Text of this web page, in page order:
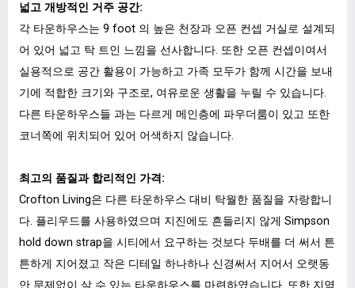
넓고 개방적인 거주 공간:
각 타운하우스는 9 foot 의 높은 천장과 오픈 컨셉 거실로 설계되
어 있어 넓고 탁 트인 느낌을 선사합니다. 또한 오픈 컨셉이여서
실용적으로 공간 활용이 가능하고 가족 모두가 함께 시간을 보내
기에 적합한 크기와 구조로, 여유로운 생활을 누릴 수 있습니다.
다른 타운하우스들 과는 다르게 메인층에 파우더룸이 있고 또한
코너쪽에 위치되어 있어 어색하지 않습니다.
최고의 품질과 합리적인 가격:
Crofton Living은 다른 타운하우스 대비 탁월한 품질을 자랑합니
다. 플리우드를 사용하였으며 지진에도 흔들리지 않게 Simpson
hold down strap을 시티에서 요구하는 것보다 두배를 더 써서 튼
튼하게 지어졌고 작은 디테일 하나하나 신경써서 지어서 오랫동